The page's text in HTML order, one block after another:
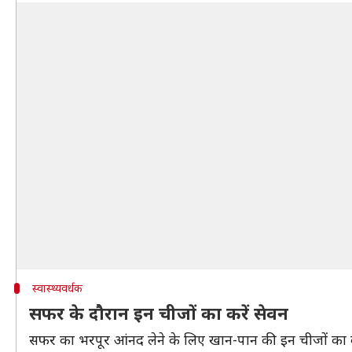
स्वास्थ्यवर्धक
सफर के दौरान इन चीजों का करें सेवन
सफर का भरपूर आंनद लेने के लिए खान-पान की इन चीजों का